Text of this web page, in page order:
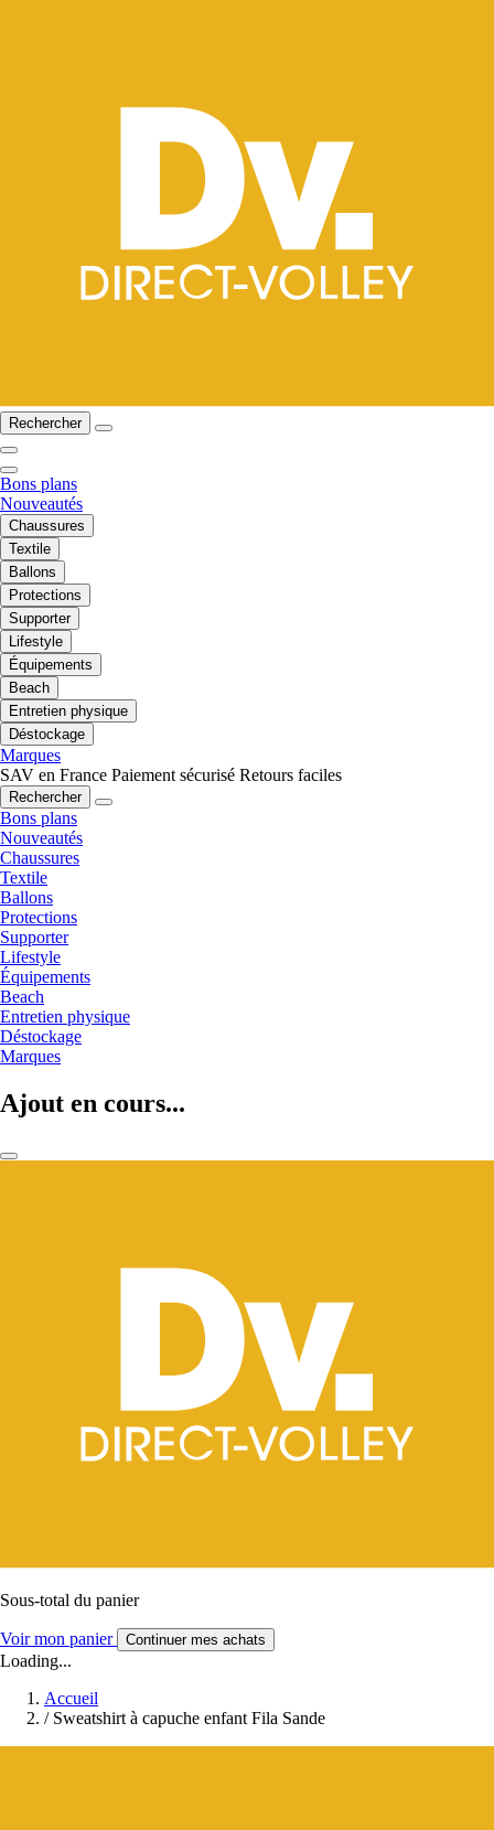
Rechercher
Bons plans
Nouveautés
Chaussures
Textile
Ballons
Protections
Supporter
Lifestyle
Équipements
Beach
Entretien physique
Déstockage
Marques
SAV en France Paiement sécurisé Retours faciles
Rechercher
Bons plans
Nouveautés
Chaussures
Textile
Ballons
Protections
Supporter
Lifestyle
Équipements
Beach
Entretien physique
Déstockage
Marques
Ajout en cours...
Sous-total du panier
Voir mon panier Continuer mes achats
Loading...
Accueil
/ Sweatshirt à capuche enfant Fila Sande